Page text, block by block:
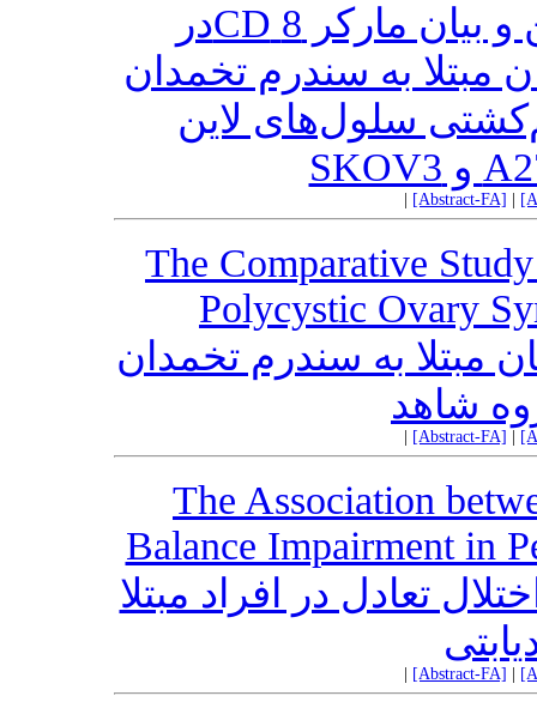
بررسی تکثیر، تولید سیتوکاین و بیان مارکر 8 CDدر
به سندرم تخمدان
سلول‌های لاین
[Abstract-FA]
The Comparative
Polycystic Ovary
مبتلا به سندرم تخمدان
شاهد
[Abstract-FA]
The Association
Balance Impairment in
تعادل در افراد مبتلا
[Abstract-FA]